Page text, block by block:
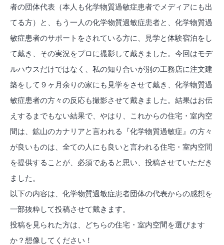
者の団体代表（本人も化学物質過敏症患者でメディアにも出
てる方）と、もう一人の化学物質過敏症患者と、化学物質過
敏症患者のサポートをされている方に、見学と体験宿泊をし
て戴き、その実況をプロに撮影して戴きました。今回はモデ
ルハウスだけではなく、私の知り合いが別の工務店に注文建
築をして９ヶ月余りの家にも見学をさせて戴き、化学物質過
敏症患者の方々の反応も撮影させて戴きました。結果はお伝
えするまでもない結果で、やはり、これからの住宅・室内空
間は、鉱山のカナリアと言われる『化学物質過敏症』の方々
が良いものは、全ての人にも良いと言われる住宅・室内空間
を提供することが、必須であると思い、投稿させていただき
ました。
以下の内容は、化学物質過敏症患者団体の代表からの感想を
一部抜粋して投稿させて戴きます。
投稿を見られた方は、どちらの住宅・室内空間を選びます
か？想像してください！